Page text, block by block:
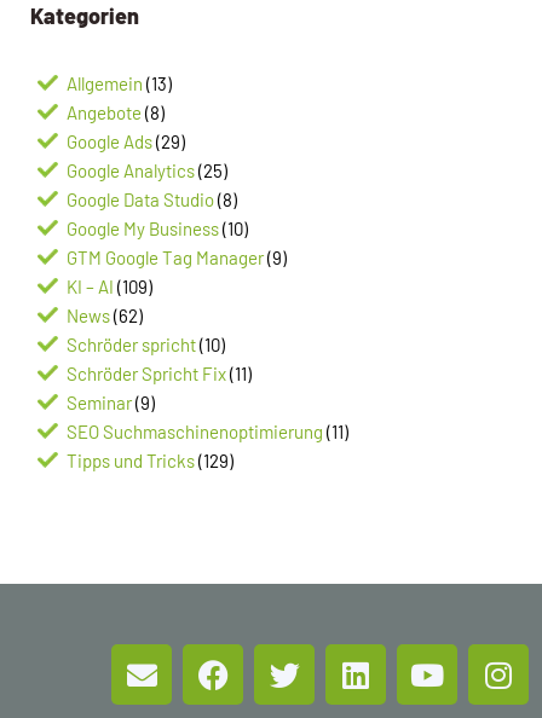
Kategorien
Allgemein (13)
Angebote (8)
Google Ads(29)
Google Analytics(25)
Google Data Studio(8)
Google My Business(10)
GTM Google Tag Manager(9)
KI – AI (109)
News(62)
Schröder spricht(10)
Schröder Spricht Fix(11)
Seminar(9)
SEO Suchmaschinenoptimierung (11)
Tipps und Tricks(129)